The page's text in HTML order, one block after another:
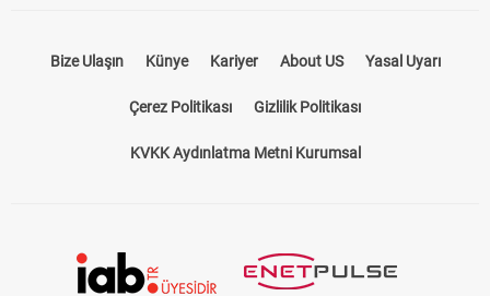
Künye Kariyer About US
Çerez Politikası Gizlilik Politikası